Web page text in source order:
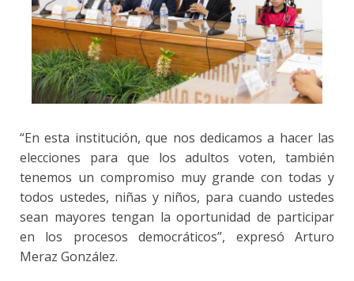
“En esta institución, que nos dedicamos a hacer las
elecciones para que los adultos voten, también
tenemos un compromiso muy grande con todas y
todos ustedes, niñas y niños, para cuando ustedes
sean mayores tengan la oportunidad de participar
en los procesos democráticos”, expresó Arturo
Meraz González.